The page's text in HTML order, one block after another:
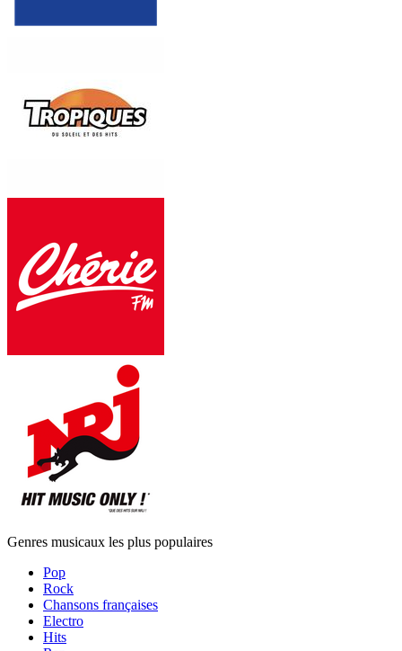
Genres musicaux les plus populaires
Pop
Rock
Chansons françaises
Electro
Hits